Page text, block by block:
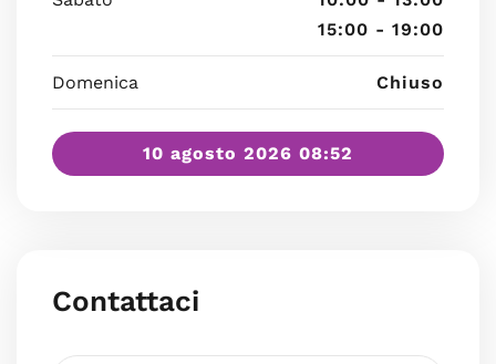
15:00 - 19:00
Domenica Chiuso
10 agosto 2026 08:52
Contattaci